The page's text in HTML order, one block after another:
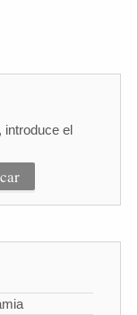
introduce el